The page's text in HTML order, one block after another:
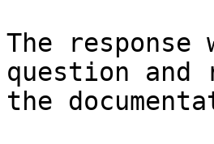
The
question and
the